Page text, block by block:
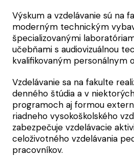
Výskum a vzdelávanie sú na
moderným technickým
špecializovanými
učebňami s audiovizuálnou
kvalifikovaným personálnym
Vzdelávanie sa na fakulte
denného štúdia a v
programoch aj formou
riadneho vysokoškolského
zabezpečuje vzdelávacie
celoživotného vzdelávania
pracovníkov.